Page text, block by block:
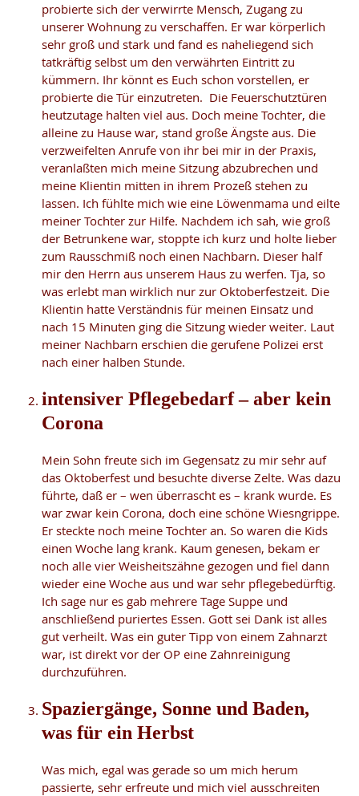
probierte sich der verwirrte Mensch, Zugang zu
unserer Wohnung zu verschaffen. Er war körperlich
sehr groß und stark und fand es naheliegend sich
tatkräftig selbst um den verwährten Eintritt zu
kümmern. Ihr könnt es Euch schon vorstellen, er
probierte die Tür einzutreten. Die Feuerschutztüren
heutzutage halten viel aus. Doch meine Tochter, die
alleine zu Hause war, stand große Ängste aus. Die
verzweifelten Anrufe von ihr bei mir in der Praxis,
veranlaßten mich meine Sitzung abzubrechen und
meine Klientin mitten in ihrem Prozeß stehen zu
lassen. Ich fühlte mich wie eine Löwenmama und eilte
meiner Tochter zur Hilfe. Nachdem ich sah, wie groß
der Betrunkene war, stoppte ich kurz und holte lieber
zum Rausschmiß noch einen Nachbarn. Dieser half
mir den Herrn aus unserem Haus zu werfen. Tja, so
was erlebt man wirklich nur zur Oktoberfestzeit. Die
Klientin hatte Verständnis für meinen Einsatz und
nach 15 Minuten ging die Sitzung wieder weiter. Laut
meiner Nachbarn erschien die gerufene Polizei erst
nach einer halben Stunde.
intensiver Pflegebedarf – aber kein
Corona
Mein Sohn freute sich im Gegensatz zu mir sehr auf
das Oktoberfest und besuchte diverse Zelte. Was dazu
führte, daß er – wen überrascht es – krank wurde. Es
war zwar kein Corona, doch eine schöne Wiesngrippe.
Er steckte noch meine Tochter an. So waren die Kids
einen Woche lang krank. Kaum genesen, bekam er
noch alle vier Weisheitszähne gezogen und fiel dann
wieder eine Woche aus und war sehr pflegebedürftig.
Ich sage nur es gab mehrere Tage Suppe und
anschließend puriertes Essen. Gott sei Dank ist alles
gut verheilt. Was ein guter Tipp von einem Zahnarzt
war, ist direkt vor der OP eine Zahnreinigung
durchzuführen.
Spaziergänge, Sonne und Baden,
was für ein Herbst
Was mich, egal was gerade so um mich herum
passierte, sehr erfreute und mich viel ausschreiten